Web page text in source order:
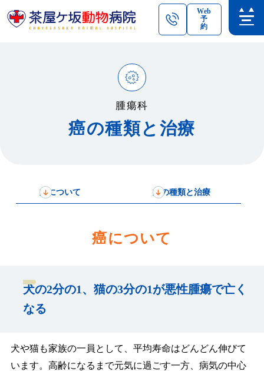
Web
予
約
腫瘍科
癌の種類と治療
癌について 癌の種類と治療
癌について
犬の2分の1、猫の3分の1が悪性腫瘍で亡く
なる
犬や猫も家族の一員として、平均寿命はどんどん伸びて
います。高齢になるまで元気に過ごす一方、病気の中心